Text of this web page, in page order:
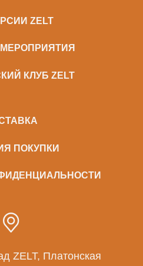
ZELT
КЛУБ ZELT
ПОКУПКИ
ZELT, Платонская